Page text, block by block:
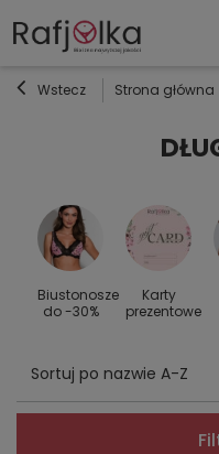
Wstecz Strona główna
Biustonosze
do -30%
Karty
prezentowe
Sortuj po nazwie A-Z